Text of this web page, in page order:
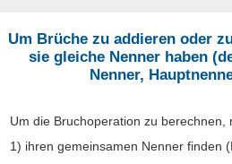
Um Brüche zu addieren oder
sie gleiche Nenner haben
Nenner,
Um die Bruchoperation zu berechnen,
1) ihren gemeinsamen Nenner finden